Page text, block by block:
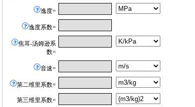
逸度=
逸度系数=
焦耳-汤姆逊系
数=
音速=
第二维里系数=
第三维里系数=